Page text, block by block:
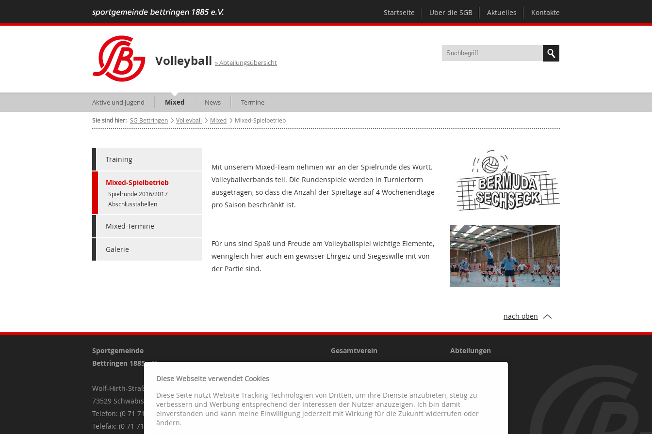
Kontakte
Aktuelles
Über die SGB
Startseite
Volleyball Abteilungsübersicht
Aktive und Jugend Mixed News Termine
Sie sind hier: SG Bettringen Volleyball Mixed Mixed-Spielbetrieb
Mit unserem Mixed-Team nehmen wir an der Spielrunde des Württ.
Volleyballverbands teil. Die Rundenspiele werden in Turnierform
ausgetragen, so dass die Anzahl der Spieltage auf 4 Wochenendtage
pro Saison beschränkt ist.
Für uns sind Spaß und Freude am Volleyballspiel wichtige Elemente,
wenngleich hier auch ein gewisser Ehrgeiz und Siegeswille mit von
der Partie sind.
Training
Mixed-Spielbetrieb
Spielrunde 2016/2017
Abschlusstabellen
Mixed-Termine
Galerie
nach oben
Sportgemeinde
Bettringen 1885 e.V.
Wolf-Hirth-Straße 55
73529 Schwäbisch Gmünd
Telefon: (0 71 71) 8 44 25
Telefax: (0 71 71) 87 06 27
Gesamtverein
Terminplaner
Kontakte
Abteilungen
Leichtathletik
Schach
Diese Webseite verwendet Cookies
Diese Seite nutzt Website Tracking-Technologien von Dritten, um ihre Dienste anzubieten, stetig zu
verbessern und Werbung entsprechend der Interessen der Nutzer anzuzeigen. Ich bin damit
einverstanden und kann meine Einwilligung jederzeit mit Wirkung für die Zukunft widerrufen oder
ändern.